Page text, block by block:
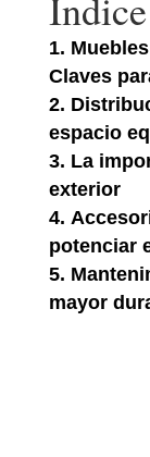
Claves
espacio
La
exterior
potenciar
mayor